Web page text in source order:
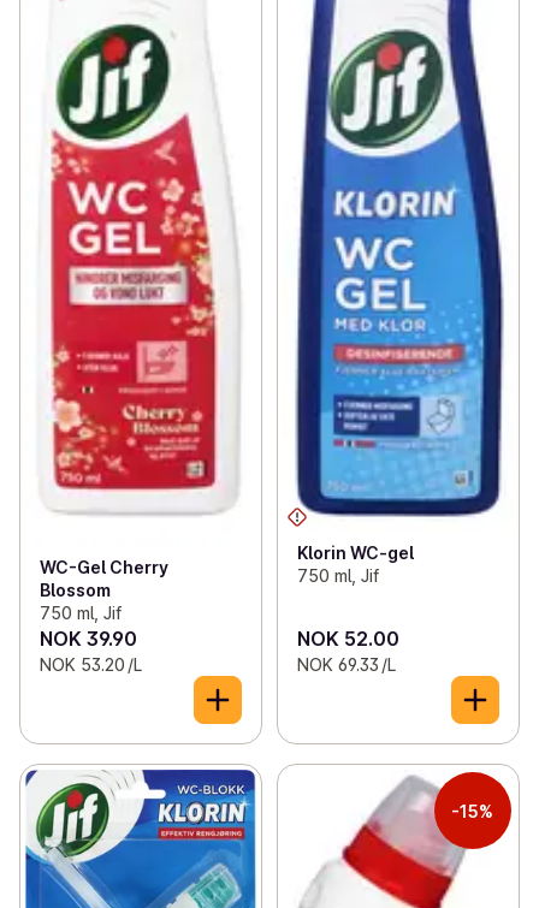
WC-Gel Cherry
Blossom
750 ml, Jif
NOK 39.90
NOK 53.20 /L
Klorin WC-gel
750 ml, Jif
NOK 52.00
NOK 69.33 /L
-15%